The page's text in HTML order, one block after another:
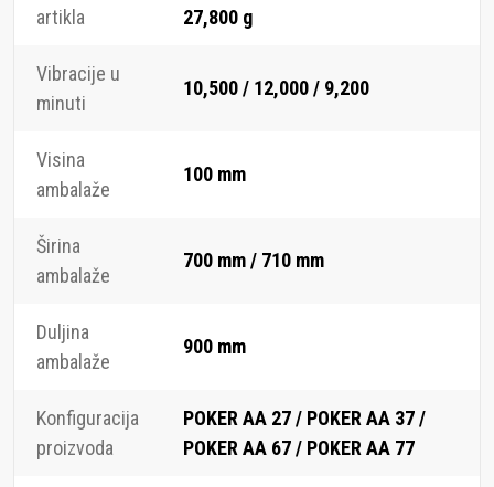
artikla
27,800 g
Vibracije u
minuti
10,500 / 12,000 / 9,200
Visina
ambalaže
100 mm
Širina
ambalaže
700 mm / 710 mm
Duljina
ambalaže
900 mm
Konfiguracija
proizvoda
POKER AA 27 / POKER AA 37 /
POKER AA 67 / POKER AA 77